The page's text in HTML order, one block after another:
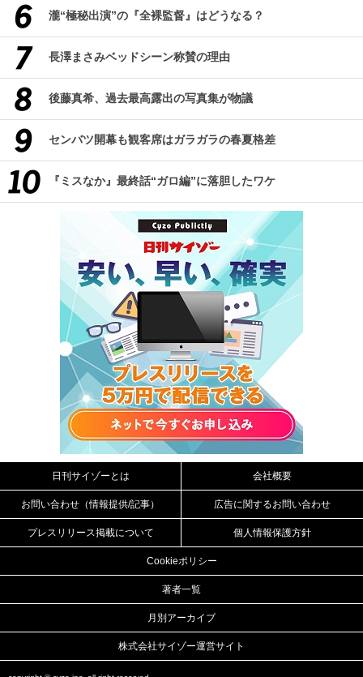
瀧“極秘出演”の『全裸監督』はどうなる？
長澤まさみベッドシーン称賛の理由
後藤真希、過去最高露出の写真集が物議
センバツ開幕も観客席はガラガラの春夏格差
『ミスなか』最終話“ガロ編”に落胆したワケ
日刊サイゾーとは 会社概要
お問い合わせ（情報提供/記事） 広告に関するお問い合わせ
プレスリリース掲載について 個人情報保護方針
Cookieポリシー
著者一覧
月別アーカイブ
株式会社サイゾー運営サイト